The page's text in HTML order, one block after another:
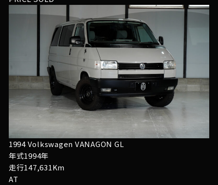
1994 Volkswagen VANAGON GL
年式1994年
走行147,631Km
AT